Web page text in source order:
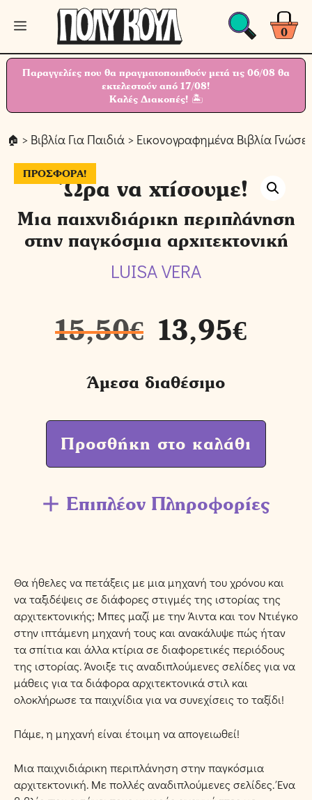
Μετάβαση
περιεχόμενο
0
Μενού
Παραγγελίες που θα πραγματοποιηθούν μετά τις 06/08 θα
εκτελεστούν από 17/08!
Καλές Διακοπές! 🏝
> Βιβλία Για Παιδιά > Εικονογραφημένα Βιβλία
ΠΡΟΣΦΟΡΆ!
Ώρα να χτίσουμε!
Μια παιχνιδιάρικη περιπλάνηση
στην παγκόσμια αρχιτεκτονική
LUISA VERA
15,50€ 13,95€
Άμεσα διαθέσιμο
Προσθήκη στο καλάθι
Επιπλέον Πληροφορίες
Θα ήθελες να πετάξεις με μια μηχανή του χρόνου και
να ταξιδέψεις σε διάφορες στιγμές της ιστορίας της
αρχιτεκτονικής; Μπες μαζί με την Άιντα και τον Ντιέγκο
στην ιπτάμενη μηχανή τους και ανακάλυψε πώς ήταν
τα σπίτια και άλλα κτίρια σε διαφορετικές περιόδους
της ιστορίας. Άνοιξε τις αναδιπλούμενες σελίδες για να
μάθεις για τα διάφορα αρχιτεκτονικά στιλ και
ολοκλήρωσε τα παιχνίδια για να συνεχίσεις το ταξίδι!
Πάμε, η μηχανή είναι έτοιμη να απογειωθεί!
Μια παιχνιδιάρικη περιπλάνηση στην παγκόσμια
αρχιτεκτονική. Με πολλές αναδιπλούμενες σελίδες. Ένα